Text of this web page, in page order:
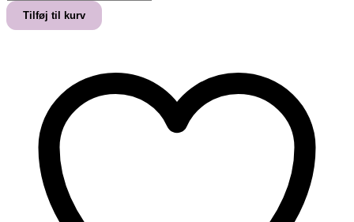
PLAKAT
LAGERSALG
antal
Tilføj til kurv